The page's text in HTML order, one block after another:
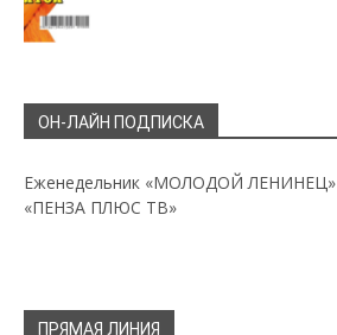
ОН-ЛАЙН ПОДПИСКА
Еженедельник «МОЛОДОЙ ЛЕНИНЕЦ»
«ПЕНЗА ПЛЮС ТВ»
ПРЯМАЯ ЛИНИЯ